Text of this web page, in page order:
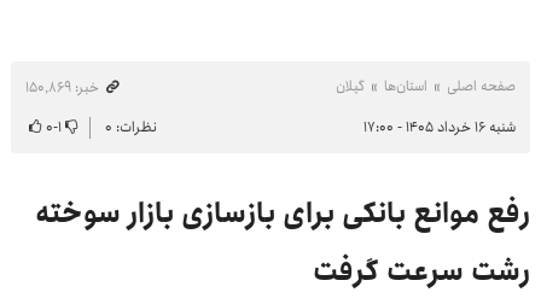
صفحه اصلی استان‌ها گیلان
خبر: ۱۵۰٬۸۶۹
شنبه ۱۶ خرداد ۱۴۰۵ - ۱۷:۰۰
نظرات: ۰ ۱-۰
رفع موانع بانکی برای بازسازی بازار سوخته
رشت سرعت گرفت